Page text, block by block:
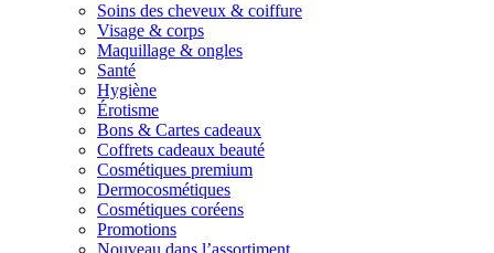
Soins des cheveux & coiffure
Visage & corps
Maquillage & ongles
Santé
Hygiène
Érotisme
Bons & Cartes cadeaux
Coffrets cadeaux beauté
Cosmétiques premium
Dermocosmétiques
Cosmétiques coréens
Promotions
Nouveau dans l’assortiment